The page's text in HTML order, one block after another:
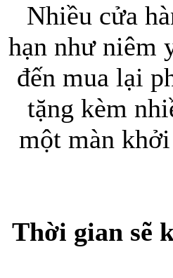
Nhiều cửa
hạn như niêm
đến mua lại
tặng kèm
một màn
Thời gian sẽ